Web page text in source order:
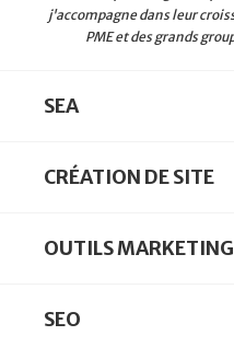
SEA
CRÉATION DE SITE
OUTILS MARKETING
SEO